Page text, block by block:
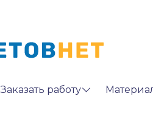
Заказать работу